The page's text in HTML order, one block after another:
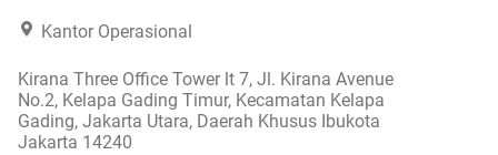
Kantor Operasional
Kirana Three Office Tower lt 7, Jl. Kirana Avenue
No.2, Kelapa Gading Timur, Kecamatan Kelapa
Gading, Jakarta Utara, Daerah Khusus Ibukota
Jakarta 14240